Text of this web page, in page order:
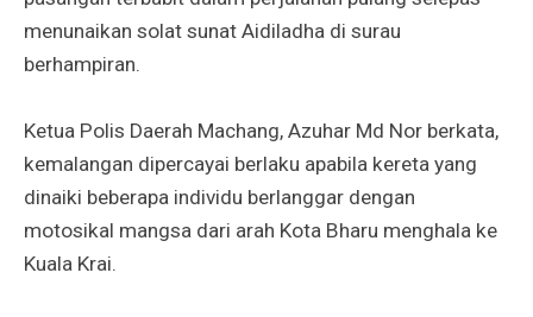
menunaikan solat sunat Aidiladha di surau
berhampiran.
Ketua Polis Daerah Machang, Azuhar Md Nor berkata,
kemalangan dipercayai berlaku apabila kereta yang
dinaiki beberapa individu berlanggar dengan
motosikal mangsa dari arah Kota Bharu menghala ke
Kuala Krai.